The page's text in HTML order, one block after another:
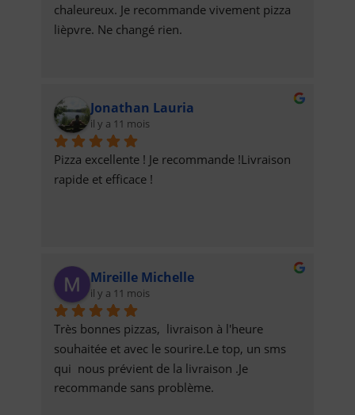
chaleureux. Je recommande vivement pizza
lièpvre. Ne changé rien.
Jonathan Lauria
il y a 11 mois
Pizza excellente ! Je recommande !Livraison
rapide et efficace !
Mireille Michelle
il y a 11 mois
Très bonnes pizzas,  livraison à l'heure
souhaitée et avec le sourire.Le top, un sms
qui  nous prévient de la livraison .Je
recommande sans problème.